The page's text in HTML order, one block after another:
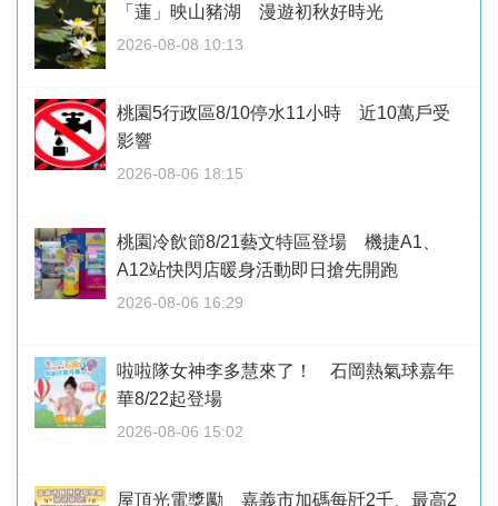
「蓮」映山豬湖 漫遊初秋好時光
2026-08-08 10:13
桃園5行政區8/10停水11小時 近10萬戶受
影響
2026-08-06 18:15
桃園冷飲節8/21藝文特區登場 機捷A1、
A12站快閃店暖身活動即日搶先開跑
2026-08-06 16:29
啦啦隊女神李多慧來了！ 石岡熱氣球嘉年
華8/22起登場
2026-08-06 15:02
屋頂光電獎勵 嘉義市加碼每瓩2千、最高2